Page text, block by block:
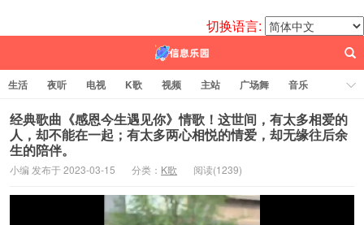
切换语言:
百信之源
生活 夜听 电视 K歌 视频 主站 广场舞
音乐
歌曲
电台 图片 热舞 科技 代码 电影 标签云
经典歌曲《感恩今生遇见你》情歌！这世间，有太多相爱的
人，却不能在一起；有太多两心相悦的情爱，却无缘往后余
生的陪伴。
小编 发布于 2023-03-15 分类： K歌 阅读(1239)